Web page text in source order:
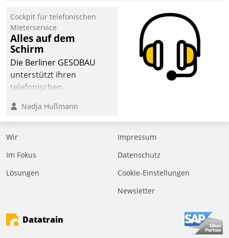
Cockpit für telefonischen
Mieterservice
Alles auf dem
Schirm
Die Berliner GESOBAU
unterstützt ihren
telefonischen
digitalen Cockpit, das
situationsbezogen
passende Fragen und
Eine intuitive
Dialogführung ermöglicht
effizienter zu bearbeiten.
Nadja Hußmann
Wir
Im Fokus
Lösungen
Impressum
Datenschutz
Cookie-Einstellungen
Newsletter
Datatrain